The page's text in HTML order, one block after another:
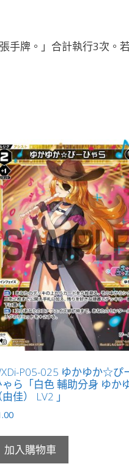
牌。」合計執行3次。
P05-025 ゆかゆか☆ぴ
ゃら「白色 輔助分身 ゆか
由佳） LV2 」
加入購物車